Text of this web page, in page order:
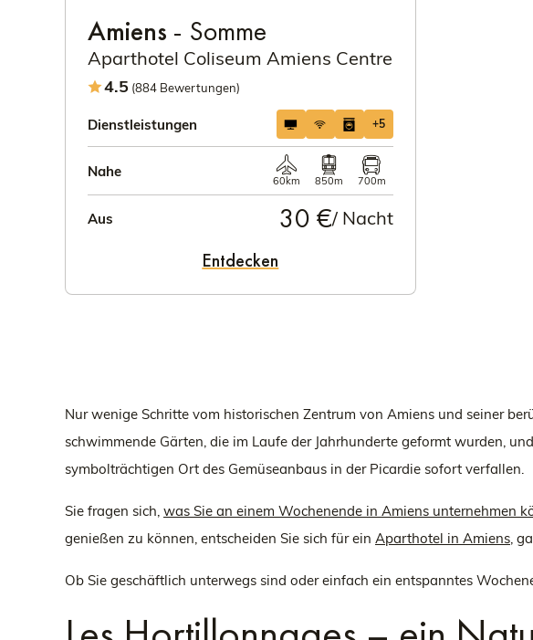
Amiens - Somme
Aparthotel Coliseum Amiens Centre
4.5 (884 Bewertungen)
Dienstleistungen +5
Nahe
60km 850m 700m
Aus 30 €/ Nacht
Entdecken
Nur wenige Schritte vom historischen Zentrum von Amiens und seiner
schwimmende Gärten, die im Laufe der Jahrhunderte geformt wurden,
symbolträchtigen Ort des Gemüseanbaus in der Picardie sofort verfallen.
Sie fragen sich, was Sie an einem Wochenende in Amiens unternehmen
genießen zu können, entscheiden Sie sich für ein Aparthotel in Amiens,
Ob Sie geschäftlich unterwegs sind oder einfach ein entspanntes